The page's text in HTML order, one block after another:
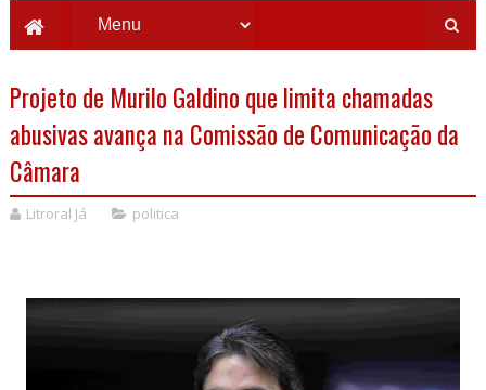
Projeto de Murilo Galdino que limita chamadas
abusivas avança na Comissão de Comunicação da
Câmara
Litroral Já politica